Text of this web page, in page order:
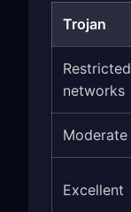
Trojan
Restricted
networks
Moderate
Excellent